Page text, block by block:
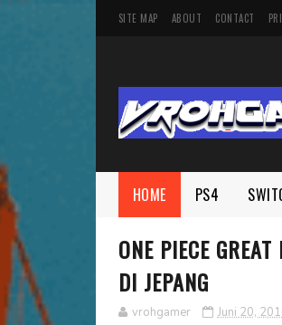
SITE MAP ABOUT CONTACT
HOME PS4
ONE PIECE
DI JEPANG
vrohgamer Juni 20,